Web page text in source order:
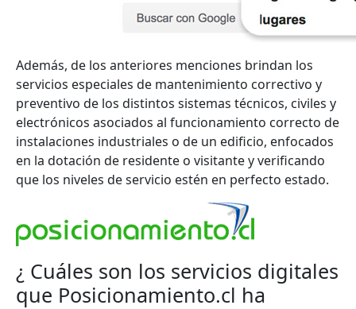
Además, de los anteriores menciones brindan los
servicios especiales de mantenimiento correctivo y
preventivo de los distintos sistemas técnicos, civiles y
electrónicos asociados al funcionamiento correcto de
instalaciones industriales o de un edificio, enfocados
en la dotación de residente o visitante y verificando
que los niveles de servicio estén en perfecto estado.
¿ Cuáles son los servicios digitales
que Posicionamiento.cl ha